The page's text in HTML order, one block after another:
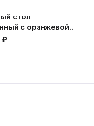
стол
c оранжевой
₽